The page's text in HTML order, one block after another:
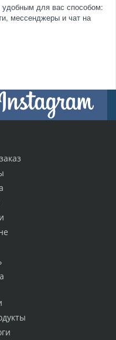
для вас способом:
мессенджеры и чат на